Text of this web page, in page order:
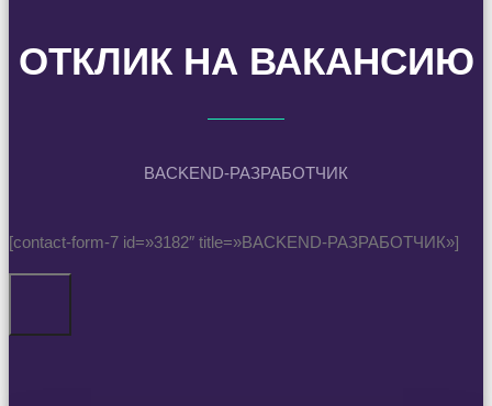
ОТКЛИК НА ВАКАНСИЮ
BACKEND-РАЗРАБОТЧИК
[contact-form-7 id=»3182″ title=»BACKEND-РАЗРАБОТЧИК»]